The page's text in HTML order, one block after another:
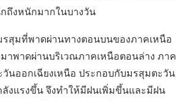
ถึงหนักมากในบางวัน
รสุมที่พาดผ่านทางตอนบนของภาคเหนือ
มาพาดผ่านบริเวณภาคเหนือตอนล่าง ภาค
นออกเฉียงเหนือ ประกอบกับมรสุมตะวัน
ลังแรงขึ้น จึงทำให้มีฝนเพิ่มขึ้นและมีฝน